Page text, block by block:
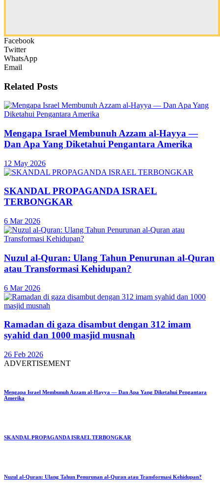
Facebook
Twitter
WhatsApp
Email
Related Posts
Mengapa Israel Membunuh Azzam al-Hayya —
Dan Apa Yang Diketahui Pengantara Amerika
12 May 2026
SKANDAL PROPAGANDA ISRAEL
TERBONGKAR
6 Mar 2026
Nuzul al-Quran: Ulang Tahun Penurunan al-Quran
atau Transformasi Kehidupan?
6 Mar 2026
Ramadan di gaza disambut dengan 312 imam
syahid dan 1000 masjid musnah
26 Feb 2026
ADVERTISEMENT
Mengapa Israel Membunuh Azzam al-Hayya — Dan Apa Yang Diketahui Pengantara
Amerika
SKANDAL PROPAGANDA ISRAEL TERBONGKAR
Nuzul al-Quran: Ulang Tahun Penurunan al-Quran atau Transformasi Kehidupan?